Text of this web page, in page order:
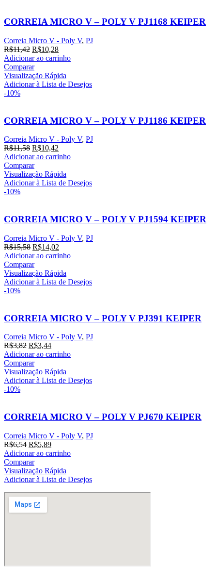
CORREIA MICRO V – POLY V PJ1168 KEIPER
Correia Micro V - Poly V, PJ
R$11,42 O
preço
original
era:
R$11,42.
R$10,28O
preço
é:
R$10,28.
Adicionar ao carrinho
Comparar
Visualização Rápida
Adicionar à Lista de Desejos
-10%
CORREIA MICRO V – POLY V PJ1186 KEIPER
Correia Micro V - Poly V, PJ
R$11,58 O
preço
original
era:
R$11,58.
R$10,42
preço
é:
R$10,42.
Adicionar ao carrinho
Comparar
Visualização Rápida
Adicionar à Lista de Desejos
-10%
CORREIA MICRO V – POLY V PJ1594 KEIPER
Correia Micro V - Poly V, PJ
R$15,58 O
preço
original
era:
R$15,58.
R$14,02
preço
é:
R$14,02.
Adicionar ao carrinho
Comparar
Visualização Rápida
Adicionar à Lista de Desejos
-10%
CORREIA MICRO V – POLY V PJ391 KEIPER
Correia Micro V - Poly V, PJ
R$3,82 O
preço
original
era:
R$3,82.
R$3,44O
preço
é:
R$3,44.
Adicionar ao carrinho
Comparar
Visualização Rápida
Adicionar à Lista de Desejos
-10%
CORREIA MICRO V – POLY V PJ670 KEIPER
Correia Micro V - Poly V, PJ
R$6,54 O
preço
original
era:
R$6,54.
R$5,89O
preço
é:
R$5,89.
Adicionar ao carrinho
Comparar
Visualização Rápida
Adicionar à Lista de Desejos